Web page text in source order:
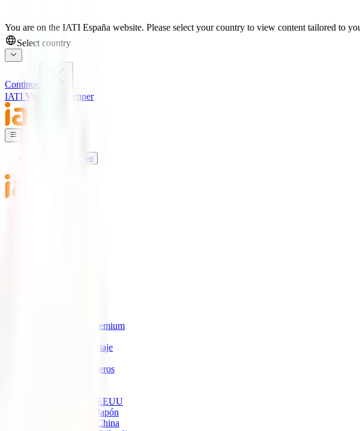
You are on the IATI España website. Please select your country to view content tailored to
Select country
Continue
IATI Vida
IATI Camper
Seguros de Viaje
IATI Anulación Premium
IATI Anual Multiviaje
IATI Grandes Viajeros
Seguro de viaje a EEUU
Seguro de viaje a Japón
Seguro de viaje a China